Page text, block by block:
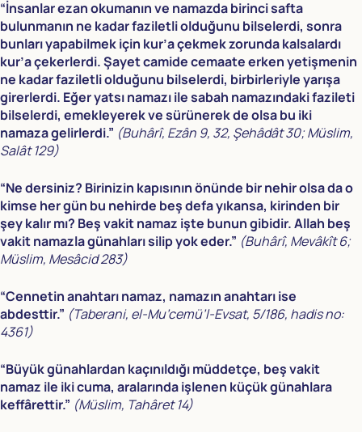
“İnsanlar ezan okumanın ve namazda birinci safta
bulunmanın ne kadar faziletli olduğunu bilselerdi, sonra
bunları yapabilmek için kur’a çekmek zorunda kalsalardı
kur’a çekerlerdi. Şayet camide cemaate erken yetişmenin
ne kadar faziletli olduğunu bilselerdi, birbirleriyle yarışa
girerlerdi. Eğer yatsı namazı ile sabah namazındaki fazileti
bilselerdi, emekleyerek ve sürünerek de olsa bu iki
namaza gelirlerdi.” (Buhârî, Ezân 9, 32, Şehâdât 30; Müslim,
Salât 129)
“Ne dersiniz? Birinizin kapısının önünde bir nehir olsa da o
kimse her gün bu nehirde beş defa yıkansa, kirinden bir
şey kalır mı? Beş vakit namaz işte bunun gibidir. Allah beş
vakit namazla günahları silip yok eder.” (Buhârî, Mevâkît 6;
Müslim, Mesâcid 283)
“Cennetin anahtarı namaz, namazın anahtarı ise
abdesttir.” (Taberani, el-Mu’cemü’l-Evsat, 5/186, hadis no:
4361)
“Büyük günahlardan kaçınıldığı müddetçe, beş vakit
namaz ile iki cuma, aralarında işlenen küçük günahlara
keffârettir.” (Müslim, Tahâret 14)